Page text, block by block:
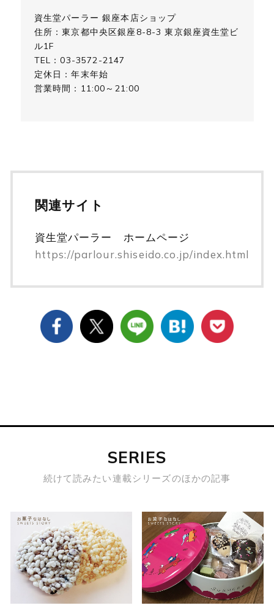
資生堂パーラー 銀座本店ショップ
住所：東京都中央区銀座8-8-3 東京銀座資生堂ビ
ル1F
TEL：03-3572-2147
定休日：年末年始
営業時間：11:00～21:00
関連サイト
資生堂パーラー ホームページ
https://parlour.shiseido.co.jp/index.html
SERIES
続けて読みたい連載シリーズのほかの記事